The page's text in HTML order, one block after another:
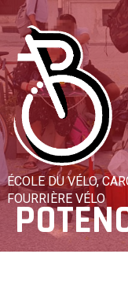
Skip
to
content
ÉCOLE DU VÉLO,
FOURRIÈRE VÉLO